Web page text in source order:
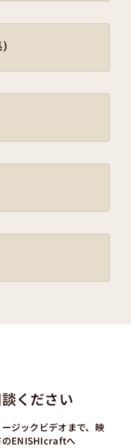
ください
ジックビデオまで、映
のENISHIcraftへ